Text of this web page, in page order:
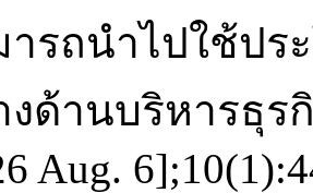
ารถนำไปใช้ปร
ด้านบริหารธุรกิ
Aug.